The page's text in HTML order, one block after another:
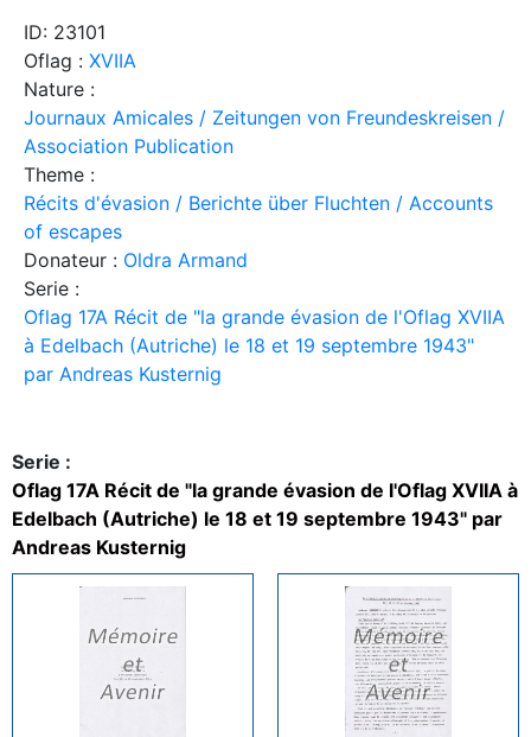
ID: 23101
Oflag : XVIIA
Nature :
Journaux Amicales / Zeitungen von Freundeskreisen /
Association Publication
Theme :
Récits d'évasion / Berichte über Fluchten / Accounts
of escapes
Donateur : Oldra Armand
Serie :
Oflag 17A Récit de "la grande évasion de l'Oflag XVIIA
à Edelbach (Autriche) le 18 et 19 septembre 1943"
par Andreas Kusternig
Serie :
Oflag 17A Récit de "la grande évasion de l'Oflag XVIIA à
Edelbach (Autriche) le 18 et 19 septembre 1943" par
Andreas Kusternig